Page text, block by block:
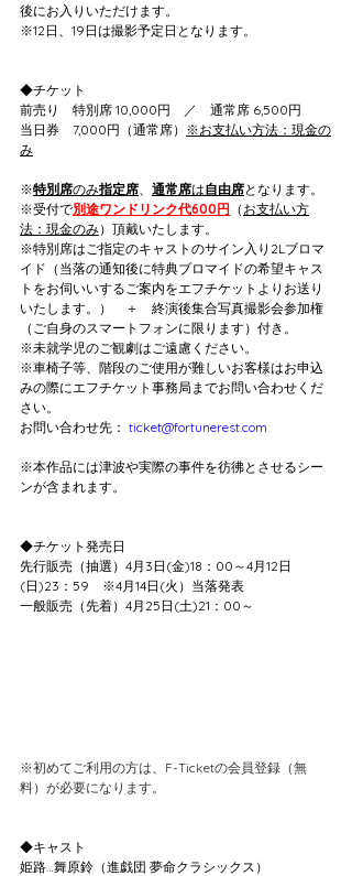
後にお入りいただけます。
※12日、19日は撮影予定日となります。
◆チケット
前売り　特別席 10,000円　／　通常席 6,500円
当日券　7,000円（通常席） ※お支払い方法：現金の
み
※特別席のみ指定席 通常席は自由席となります。
※受付で別途ワンドリンク代600円 （ お支払い方
法：現金のみ）頂戴いたします。
※特別席はご指定のキャストのサイン入り2Lブロマ
イド（当落の通知後に特典ブロマイドの希望キャス
トをお伺いいするご案内をエフチケットよりお送り
いたします。）　＋　終演後集合写真撮影会参加権
（ご自身のスマートフォンに限ります）付き。
※未就学児のご観劇はご遠慮ください。
※車椅子等、階段のご使用が難しいお客様はお申込
みの際にエフチケット事務局までお問い合わせくだ
さい。
お問い合わせ先： ticket@fortunerest.com
※本作品には津波や実際の事件を彷彿とさせるシー
ンが含まれます。
◆チケット発売日
先行販売（抽選）4月3日(金)18：00～4月12日
(日)23：59　※4月14日(火）当落発表
一般販売（先着）4月25日(土)21：00～
※初めてご利用の方は、F-Ticketの会員登録（無
料）が必要になります。
◆キャスト
姫路 舞原鈴（進戯団 夢命クラシックス）